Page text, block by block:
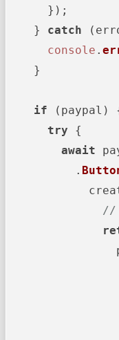
});
} catch
console .
}
if (paypal)
try {
await
.
//